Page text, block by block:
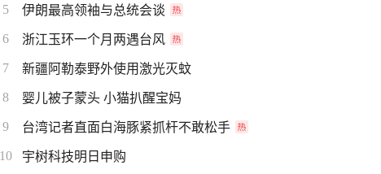
5 伊朗最高领袖与总统会谈
6 浙江玉环一个月两遇台风
7 新疆阿勒泰野外使用激光灭蚊
8 婴儿被子蒙头 小猫扒醒宝妈
9 台湾记者直面白海豚紧抓杆不敢松手
10 宇树科技明日申购